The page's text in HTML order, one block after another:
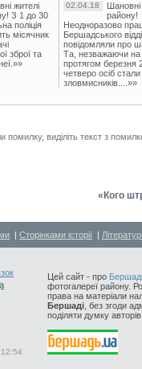
жителі
З 1 до 30
поліція
місячник
зброї та
02.04.18
району!
Неодноразово
Бершадського
повідомляли про
Та, незважаючи на
протягом березня
четверо осіб
зловмисників....»»
помилку, виділіть текст з
«Кого
| Сторінками історії |
Цей сайт - про
фотогалереї району.
права на матеріали
Бершаді , без згоди
поділяти думку авторів